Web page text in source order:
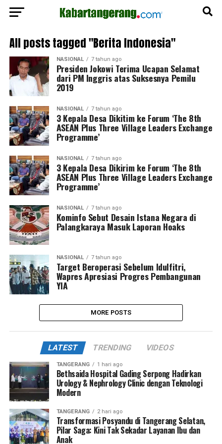
All posts tagged "Berita Indonesia"
NASIONAL 7 tahun ago
Presiden Jokowi Terima Ucapan Selamat
dari PM Inggris atas Suksesnya Pemilu
2019
NASIONAL 7 tahun ago
3 Kepala Desa Dikitim ke Forum ‘The 8th
ASEAN Plus Three Village Leaders Exchange
Programme’
NASIONAL 7 tahun ago
3 Kepala Desa Dikirim ke Forum ‘The 8th
ASEAN Plus Three Village Leaders Exchange
Programme’
NASIONAL 7 tahun ago
Kominfo Sebut Desain Istana Negara di
Palangkaraya Masuk Laporan Hoaks
NASIONAL 7 tahun ago
Target Beroperasi Sebelum Idulfitri,
Wapres Apresiasi Progres Pembangunan
YIA
MORE POSTS
LATEST TRENDING VIDEOS
TANGERANG 1 hari ago
Bethsaida Hospital Gading Serpong Hadirkan
Urology & Nephrology Clinic dengan Teknologi
Modern
TANGERANG 2 hari ago
Transformasi Posyandu di Tangerang Selatan,
Pilar Saga: Kini Tak Sekadar Layanan Ibu dan
Anak